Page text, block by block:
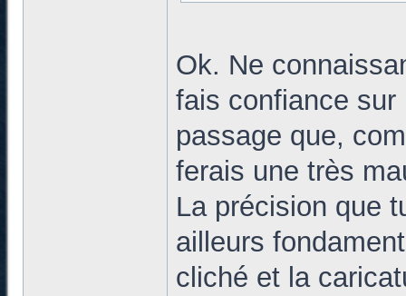
Ok. Ne
fais confiance
passage que,
ferais une très
La précision que
ailleurs
cliché et la